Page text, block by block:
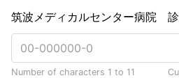
筑波メディカルセンター病院
Number of characters 1 to 11